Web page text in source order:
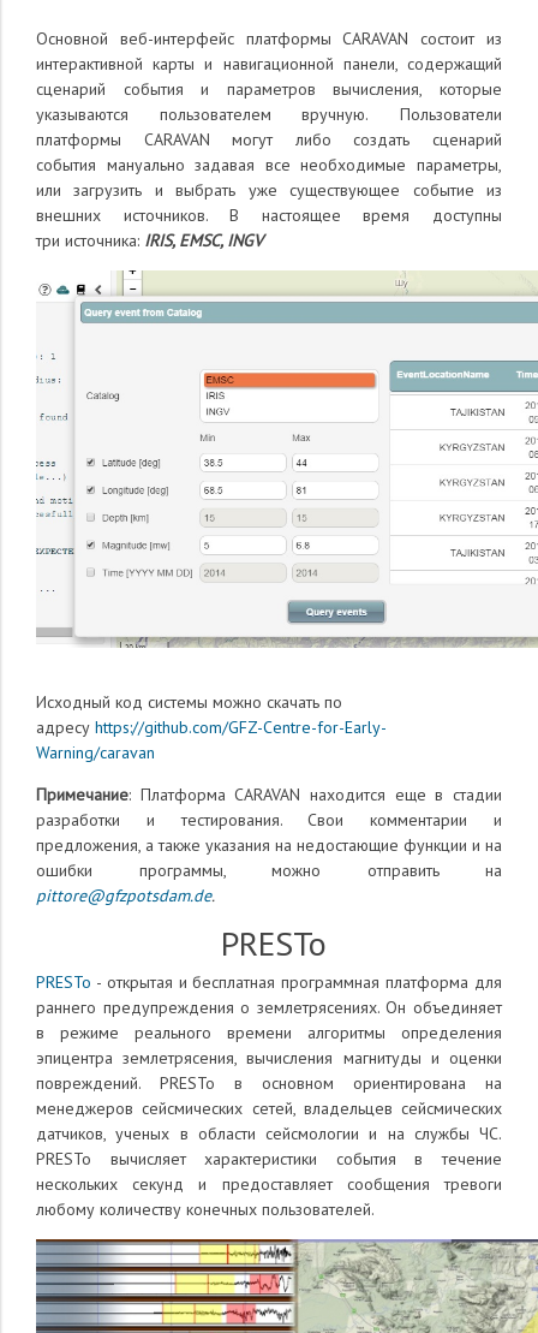
Основной веб-интерфейс платформы CARAVAN состоит из
интерактивной карты и навигационной панели, содержащий
сценарий события и параметров вычисления, которые
указываются пользователем вручную.
Пользователи
платформы CARAVAN могут либо создать сценарий
события мануально задавая все необходимые параметры,
или загрузить и выбрать уже существующее событие из
внешних источников. В настоящее время доступны
три источника: IRIS, EMSC, INGV
Исходный код системы можно скачать по
адресу https://github.com/GFZ-Centre-for-Early-
Warning/caravan
Примечание: Платформа CARAVAN находится еще в стадии
разработки и тестирования. Свои комментарии и
предложения, а также указания на недостающие функции и на
ошибки программы, можно отправить на
pittore@gfzpotsdam.de.
PRESTo
PRESTo - открытая и бесплатная программная платформа для
раннего предупреждения о землетрясениях. Он объединяет
в режиме реального времени алгоритмы определения
эпицентра землетрясения, вычисления магнитуды и оценки
повреждений. PRESTo в основном ориентирована на
менеджеров сейсмических сетей, владельцев сейсмических
датчиков, ученых в области сейсмологии и на службы ЧС.
PRESTo вычисляет характеристики события в течение
нескольких секунд и предоставляет сообщения тревоги
любому количеству конечных пользователей.